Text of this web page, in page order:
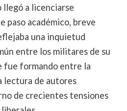
llegó a licenciarse
paso académico, breve
una inquietud
entre los militares de su
fue formando entre la
lectura de autores
de crecientes tensiones